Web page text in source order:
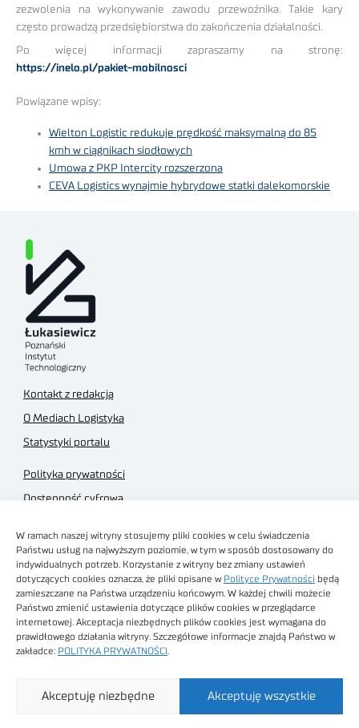
W ramach naszej witryny stosujemy pliki cookies w celu świadczenia
Państwu usług na najwyższym poziomie, w tym w sposób dostosowany do
indywidualnych potrzeb. Korzystanie z witryny bez zmiany ustawień
dotyczących cookies oznacza, że pliki opisane w Polityce Prywatności będą
zamieszczane na Państwa urządzeniu końcowym. W każdej chwili możecie
Państwo zmienić ustawienia dotyczące plików cookies w przeglądarce
internetowej. Akceptacja niezbędnych plików cookies jest wymagana do
prawidłowego działania witryny. Szczegółowe informacje znajdą Państwo w
zakładce: POLITYKA PRYWATNOŚCI
Akceptuję wszystkie
Akceptuję niezbędne
zezwolenia na wykonywanie zawodu przewoźnika. Takie kary
często prowadzą przedsiębiorstwa do zakończenia działalności.
Po więcej informacji zapraszamy na stronę:
https://inelo.pl/pakiet-mobilnosci
Powiązane wpisy:
Wielton Logistic redukuje prędkość maksymalną do 85
kmh w ciągnikach siodłowych
Umowa z PKP Intercity rozszerzona
CEVA Logistics wynajmie hybrydowe statki dalekomorskie
Kontakt z redakcją
O Mediach Logistyka
Statystyki portalu
Polityka prywatności
Dostępność cyfrowa
Regulamin sklepu
Obrazy stockowe
autorstwa
Technologiczny